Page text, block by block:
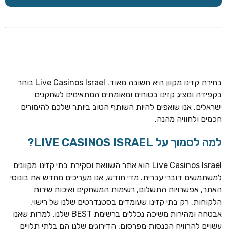
בחירת קזינו מקוון היא חשובה מאוד. Live Casinos Israel בוחר
בקפידה ומציג קזינו בטוחים ומאומתים המתאימים לשחקנים
ישראלים. אנו שואפים להיות השותף הטוב ביותר שלכם להימורים
חכמים ולחוויה מהנה.
למה לסמוך על LIVE CASINOS ISRAEL?
Live Casinos Israel הוא אתר השוואת וסקירת בתי קזינו מקוונים
למשתמשים דוברי עברית. מדי חודש, אנו מעריכים מחדש את בונוסי
האתר, אפשרויות התשלום, רשימות המשחקים ואיכות שירות
הלקוחות. רק בתי קזינו שעומדים בסטנדרטים שלנו של רישוי,
אבטחה ומהירות משיכה נכללים ברשימת BEST שלנו. למרות שאנו
עשויים להרוויח הכנסות מפרסום, הדירוגים שלנו הם בלתי תלויים